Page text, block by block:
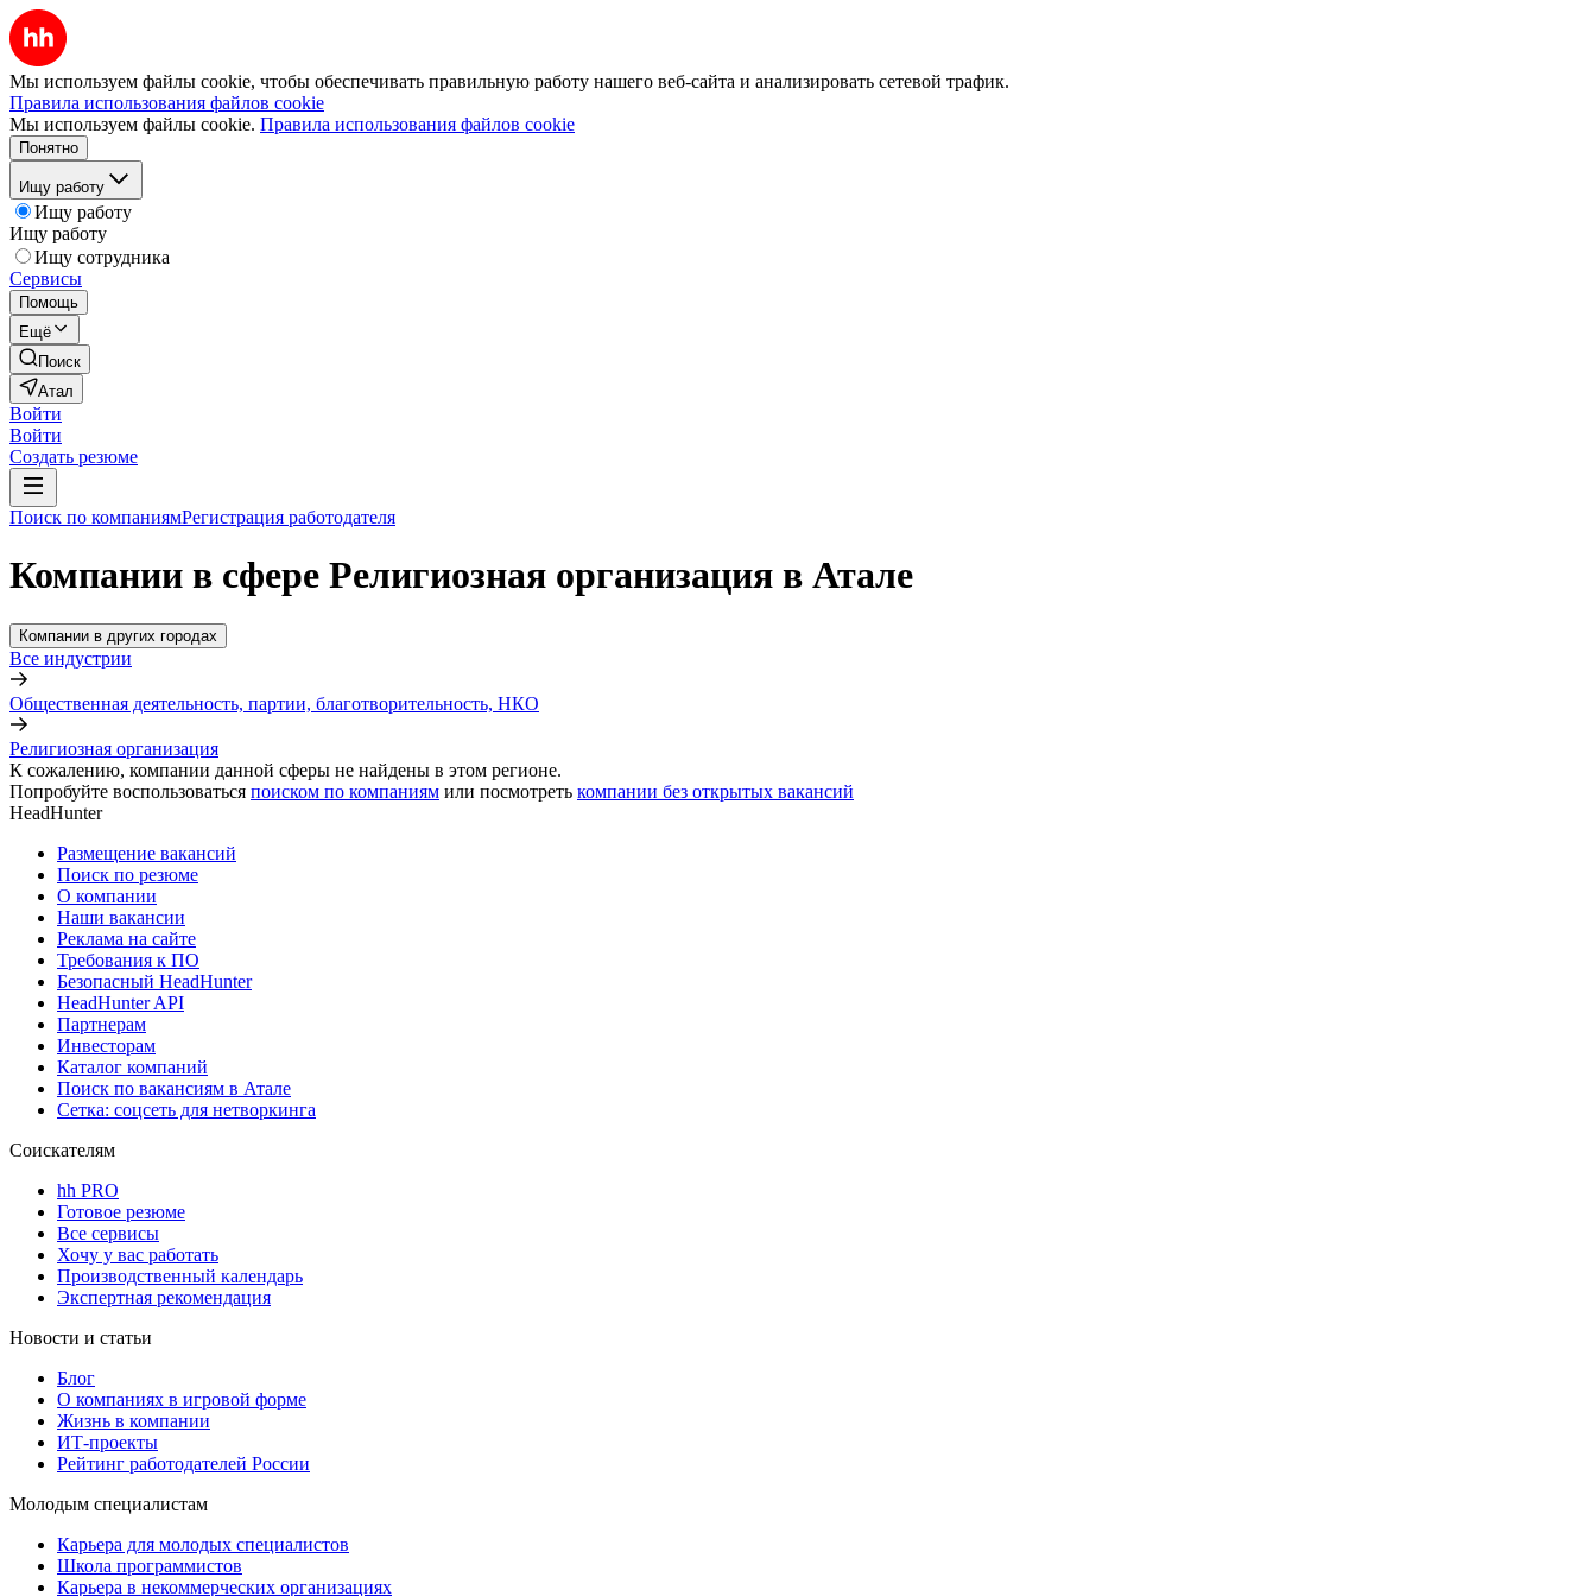
Мы используем файлы cookie, чтобы обеспечивать правильную работу нашего веб-сайта и анализировать сетевой трафик.
Правила использования файлов cookie
Мы используем файлы cookie. Правила использования файлов cookie
Понятно
Ищу работу
Ищу работу
Ищу работу
Ищу сотрудника
Сервисы
Помощь
Ещё
Поиск
Атал
Войти
Войти
Создать резюме
Поиск по компаниямРегистрация работодателя
Компании в сфере Религиозная организация в Атале
Компании в других городах
Все индустрии
Общественная деятельность, партии, благотворительность, НКО
Религиозная организация
К сожалению, компании данной сферы не найдены в этом регионе.
Попробуйте воспользоваться поиском по компаниям или посмотреть компании без открытых вакансий
HeadHunter
Размещение вакансий
Поиск по резюме
О компании
Наши вакансии
Реклама на сайте
Требования к ПО
Безопасный HeadHunter
HeadHunter API
Партнерам
Инвесторам
Каталог компаний
Поиск по вакансиям в Атале
Сетка: соцсеть для нетворкинга
Соискателям
hh PRO
Готовое резюме
Все сервисы
Хочу у вас работать
Производственный календарь
Экспертная рекомендация
Новости и статьи
Блог
О компаниях в игровой форме
Жизнь в компании
ИТ-проекты
Рейтинг работодателей России
Молодым специалистам
Карьера для молодых специалистов
Школа программистов
Карьера в некоммерческих организациях